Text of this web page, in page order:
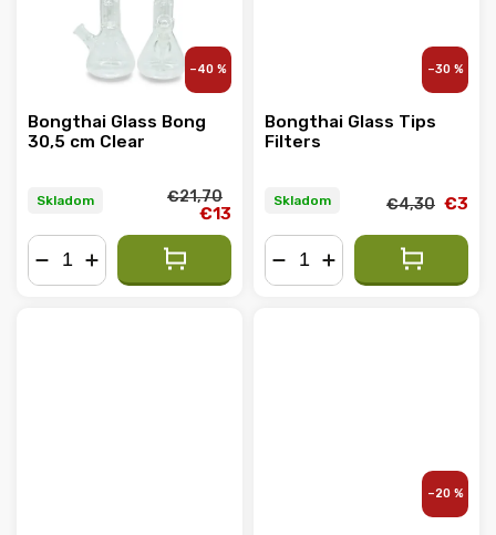
–40 %
Bongthai Glass Bong
30,5 cm Clear
Skladom €21,70
€13
–30 %
Bongthai Glass Tips
Filters
Skladom €4,30 €3
–20 %